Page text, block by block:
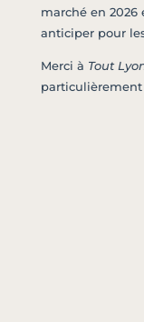
marché en 2026
anticiper pour
Merci à Tout
particulièrement